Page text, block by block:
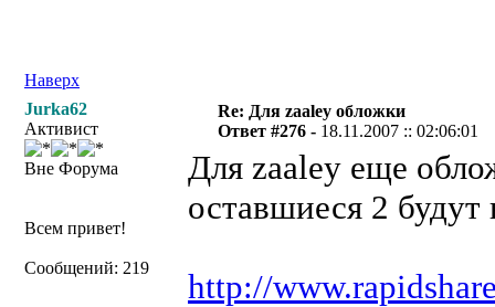
Наверх
Jurka62
Активист
Вне Форума
Всем привет!
Сообщений: 219
Re: Для zaaley обложки
Ответ #276 - 18.11.2007 :: 02:06:01
Для zaaley еще
оставшиеся 2
http://